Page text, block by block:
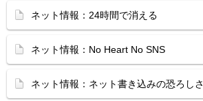
ネット情報：24時間で消える
ネット情報：No Heart No SNS
ネット情報：ネット書き込みの恐ろしさ